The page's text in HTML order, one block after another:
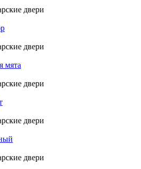
двери
двери
мята
двери
двери
двери